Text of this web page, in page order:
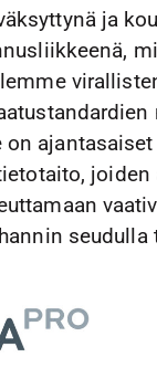
ja
on
joiden
seudulla